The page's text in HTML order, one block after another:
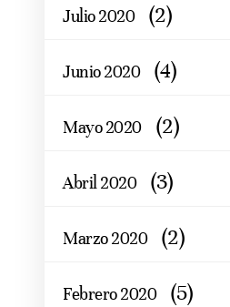
Julio 2020 (2)
Junio 2020 (4)
Mayo 2020 (2)
Abril 2020 (3)
Marzo 2020 (2)
Febrero 2020 (5)